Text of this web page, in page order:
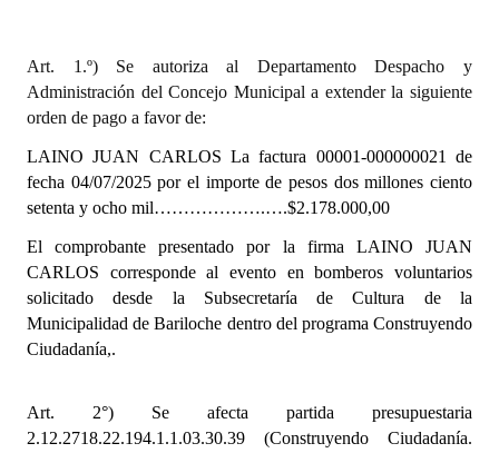
Resoluciones de Presidencia
INSTITUCIONAL
Antiguos Pobladores
Noticias Destacadas
Registros y Distinciones
Datos Históricos
Premio al Mérito - Registro
Mujeres que Dejaron Huellas - Registro
Art. 1.º) Se autoriza al Departamento Despacho y
Administración del Concejo Municipal a extender la siguiente
orden de pago a favor de:
LAINO JUAN CARLOS La factura 00001-000000021 de
fecha 04/07/2025 por el importe de pesos dos millones ciento
setenta y ocho mil……………….….$2.178.000,00
El comprobante presentado por la firma LAINO JUAN
CARLOS corresponde al evento en bomberos voluntarios
solicitado desde la Subsecretaría de Cultura de la
Municipalidad de Bariloche dentro del programa Construyendo
Ciudadanía,.
Art. 2°) Se afecta partida presupuestaria
2.12.2718.22.194.1.1.03.30.39 (Construyendo Ciudadanía.